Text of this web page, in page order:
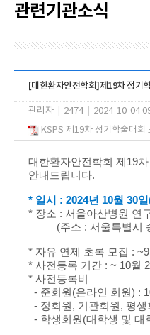
관련기관소식
[대한환자안전학회]제19차 정기
관리자 2474
2024-10-04
KSPS 제19차 정기학술대
대한환자안전학회 제19
안내드립니다.
* 일시 : 2024년 10월 30
* 장소 : 서울아산병원 연
(주소 : 서울특별시 송
​* 자유 연제 초록 모집 :
* 사전등록 기간 : ~ 10월
* 사전등록비
- 준회원(온라인 회원) :
- 정회원, 기관회원, 평생
- 학생회원(대학생 및 대